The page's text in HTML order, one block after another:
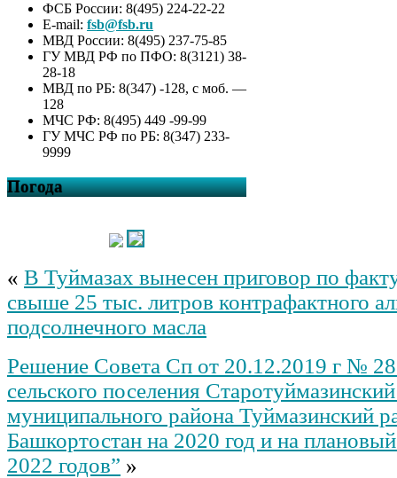
ФСБ России: 8(495) 224-22-22
E-mail: fsb@fsb.ru
МВД России: 8(495) 237-75-85
ГУ МВД РФ по ПФО: 8(3121) 38-
28-18
МВД по РБ: 8(347) -128, с моб. —
128
МЧС РФ: 8(495) 449 -99-99
ГУ МЧС РФ по РБ: 8(347) 233-
9999
Погода
« В Туймазах вынесен приговор по
свыше 25 тыс. литров контрафактного
подсолнечного масла
Решение Совета Сп от 20.12.2019 г №
сельского поселения
муниципального района Туймазинский
Башкортостан на 2020 год и на
2022 годов” »